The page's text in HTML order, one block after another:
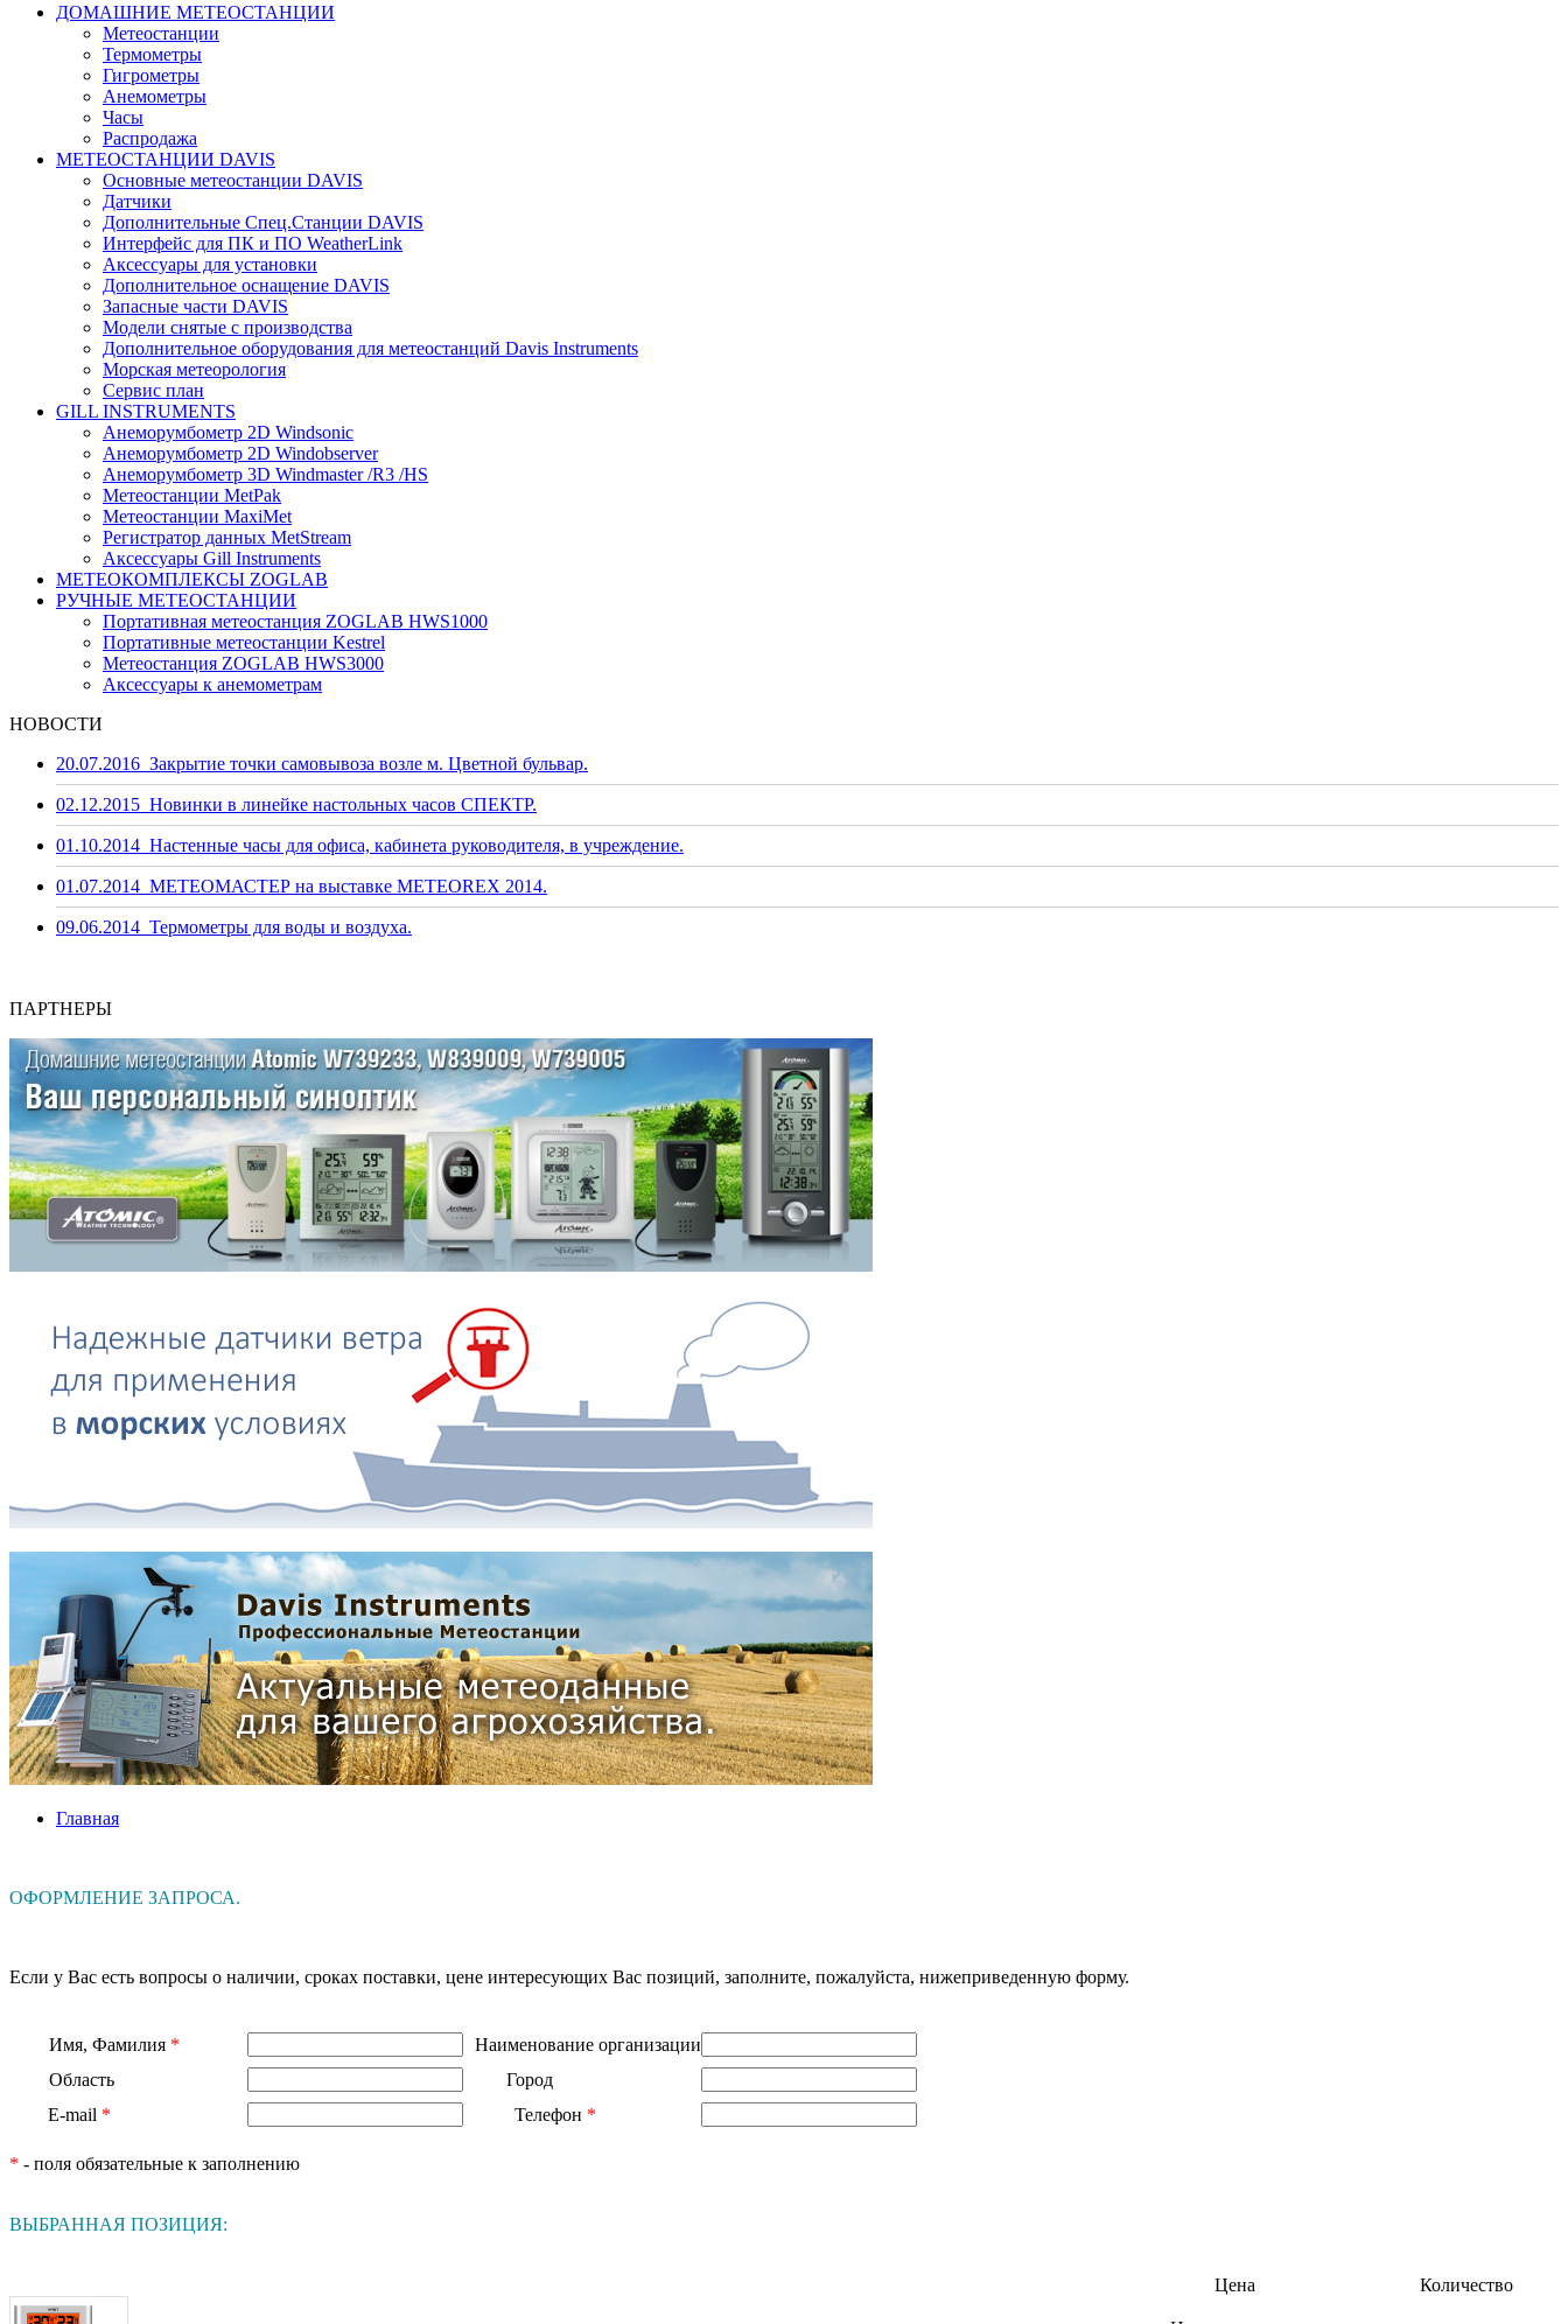
ДОМАШНИЕ МЕТЕОСТАНЦИИ
Метеостанции
Термометры
Гигрометры
Анемометры
Часы
Распродажа
МЕТЕОСТАНЦИИ DAVIS
Основные метеостанции DAVIS
Датчики
Дополнительные Спец.Станции DAVIS
Интерфейс для ПК и ПО WeatherLink
Аксессуары для установки
Дополнительное оснащение DAVIS
Запасные части DAVIS
Модели снятые с производства
Дополнительное оборудования для метеостанций Davis Instruments
Морская метеорология
Сервис план
GILL INSTRUMENTS
Анеморумбометр 2D Windsonic
Анеморумбометр 2D Windobserver
Анеморумбометр 3D Windmaster /R3 /HS
Метеостанции MetPak
Метеостанции MaxiMet
Регистратор данных MetStream
Аксессуары Gill Instruments
МЕТЕОКОМПЛЕКСЫ ZOGLAB
РУЧНЫЕ МЕТЕОСТАНЦИИ
Портативная метеостанция ZOGLAB HWS1000
Портативные метеостанции Kestrel
Mетеостанция ZOGLAB HWS3000
Аксессуары к анемометрам
НОВОСТИ
20.07.2016 Закрытие точки самовывоза возле м. Цветной бульвар.
02.12.2015 Новинки в линейке настольных часов СПЕКТР.
01.10.2014 Настенные часы для офиса, кабинета руководителя, в учреждение.
01.07.2014 МЕТЕОМАСТЕР на выставке METEOREX 2014.
09.06.2014 Термометры для воды и воздуха.
ПАРТНЕРЫ
Главная
ОФОРМЛЕНИЕ ЗАПРОСА.
Если у Вас есть вопросы о наличии, сроках поставки, цене интересующих Вас позиций, заполните, пожалуйста, нижеприведенную форму.
Имя, Фамилия *
Область
E-mail *
Наименование организации
Город
Телефон *
* - поля обязательные к заполнению
ВЫБРАННАЯ ПОЗИЦИЯ:
Цена Количество